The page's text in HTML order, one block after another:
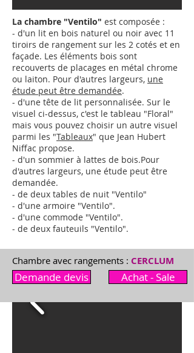
La chambre "Ventilo" est composée :
- d'un lit en bois naturel ou noir avec 11
tiroirs de rangement sur les 2 cotés et en
façade. Les éléments bois sont
recouverts de placages en métal chrome
ou laiton. Pour d'autres largeurs, une
étude peut être demandée.
- d'une tête de lit personnalisée. Sur le
visuel ci-dessus, c'est le tableau "Floral"
mais vous pouvez choisir un autre visuel
parmi les "Tableaux" que Jean Hubert
Niffac propose.
- d'un sommier à lattes de bois.Pour
d'autres largeurs, une étude peut être
demandée.
- de deux tables de nuit "Ventilo"
- d'une armoire "Ventilo".
- d'une commode "Ventilo".
- de deux fauteuils "Ventilo".
Chambre avec rangements : CERCLUM
Demande devis Achat - Sale